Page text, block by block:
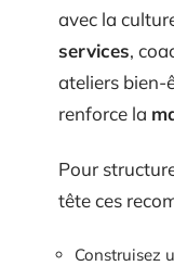
avec la
services,
ateliers bien-
renforce la
Pour
tête ces
Construisez